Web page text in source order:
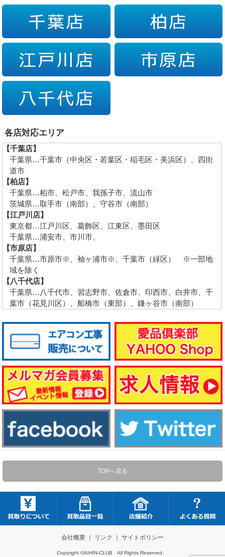
各店対応エリア
【千葉店】
千葉県…千葉市（中央区・若葉区・稲毛区・美浜区）、四街
道市
【柏店】
千葉県…柏市、松戸市、我孫子市、流山市
茨城県…取手市（南部）、守谷市（南部）
【江戸川店】
東京都…江戸川区、葛飾区、江東区、墨田区
千葉県…浦安市、市川市、
【市原店】
千葉県…市原市※、袖ヶ浦市※、千葉市（緑区） ※一部地
域を除く
【八千代店】
千葉県…八千代市、習志野市、佐倉市、印西市、白井市、千
葉市（花見川区）、船橋市（東部）、鎌ヶ谷市（南部）
TOPへ戻る
会社概要｜ リンク サイトポリシー
Copyright ©AIHIN-CLUB All Rights Reserved.